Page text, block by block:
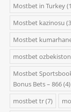
Mostbet in Turkey
Mostbet kazinosu
Mostbet
mostbet
Mostbet
Bonus Bets – 866(4)
mostbet tr(7)